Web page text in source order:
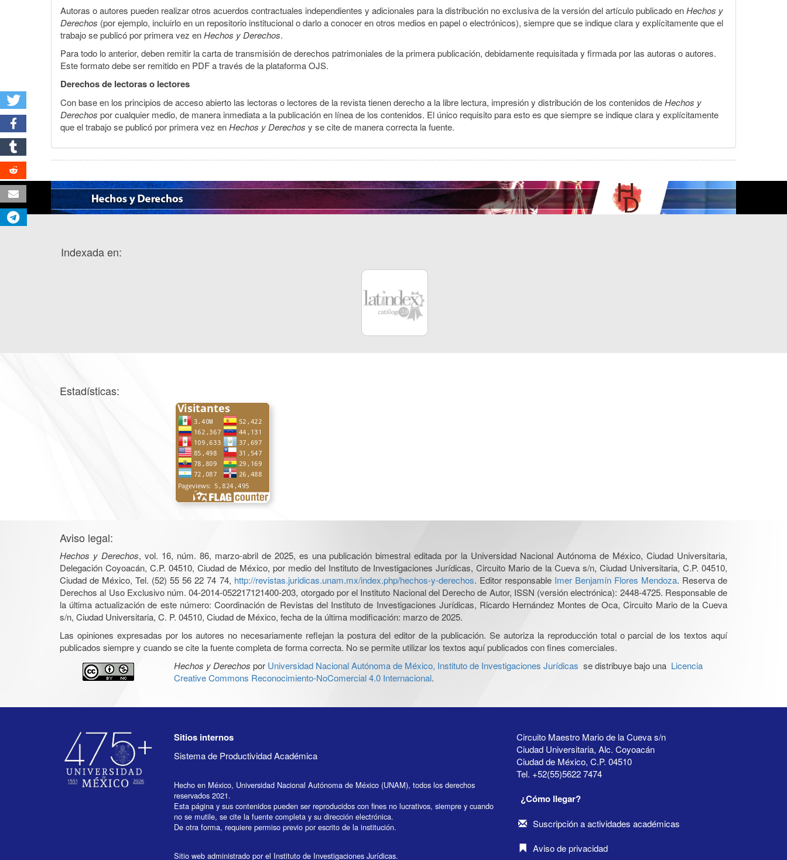
Autoras o autores pueden realizar otros acuerdos contractuales independientes y adicionales para la distribución no exclusiva de la versión del artículo publicado enHechos y
Derechos (por ejemplo, incluirlo en un repositorio institucional o darlo a conocer en otros medios en papel o electrónicos), siempre que se indique clara y explícitamente que el
trabajo se publicó por primera vez enHechos y Derechos.
Para todo lo anterior, deben remitir la carta de transmisión de derechos patrimoniales de la primera publicación, debidamente requisitada y firmada por las autoras o autores.
Este formato debe ser remitido en PDF a través de la plataforma OJS.
Derechos de lectoras o lectores
Con base en los principios de acceso abierto las lectoras o lectores de la revista tienen derecho a la libre lectura, impresión y distribución de los contenidos deHechos y
Derechos por cualquier medio, de manera inmediata a la publicación en línea de los contenidos. El único requisito para esto es que siempre se indique clara y explícitamente
que el trabajo se publicó por primera vez enHechos y Derechos y se cite de manera correcta la fuente.
Indexada en:
Estadísticas:
Aviso legal:
Hechos y Derechos, vol. 16, núm. 86, marzo-abril de 2025, es una publicación bimestral editada por la Universidad Nacional Autónoma de México, Ciudad Universitaria,
Delegación Coyoacán, C.P. 04510, Ciudad de México, por medio del Instituto de Investigaciones Jurídicas, Circuito Mario de la Cueva s/n, Ciudad Universitaria, C.P. 04510,
Ciudad de México, Tel. (52) 55 56 22 74 74, http://revistas.juridicas.unam.mx/index.php/hechos-y-derechos. Editor responsable Imer Benjamín Flores Mendoza. Reserva de
Derechos al Uso Exclusivo núm. 04-2014-052217121400-203, otorgado por el Instituto Nacional del Derecho de Autor, ISSN (versión electrónica): 2448-4725. Responsable de
la última actualización de este número: Coordinación de Revistas del Instituto de Investigaciones Jurídicas, Ricardo Hernández Montes de Oca, Circuito Mario de la Cueva
s/n, Ciudad Universitaria, C. P. 04510, Ciudad de México, fecha de la última modificación: marzo de 2025.
Las opiniones expresadas por los autores no necesariamente reflejan la postura del editor de la publicación. Se autoriza la reproducción total o parcial de los textos aquí
publicados siempre y cuando se cite la fuente completa de forma correcta. No se permite utilizar los textos aquí publicados con fines comerciales.
Hechos y Derechos por Universidad Nacional Autónoma de México, Instituto de Investigaciones Jurídicas se distribuye bajo una Licencia
Creative Commons Reconocimiento-NoComercial 4.0 Internacional.
Sitios internos
Sistema de Productividad Académica
Hecho en México, Universidad Nacional Autónoma de México (UNAM), todos los derechos
reservados 2021.
Esta página y sus contenidos pueden ser reproducidos con fines no lucrativos, siempre y cuando
no se mutile, se cite la fuente completa y su dirección electrónica.
De otra forma, requiere permiso previo por escrito de la institución.
Sitio web administrado por el Instituto de Investigaciones Jurídicas.
Circuito Maestro Mario de la Cueva s/n
Ciudad Universitaria, Alc. Coyoacán
Ciudad de México, C.P. 04510
Tel. +52(55)5622 7474
¿Cómo llegar?
Suscripción a actividades académicas
Aviso de privacidad